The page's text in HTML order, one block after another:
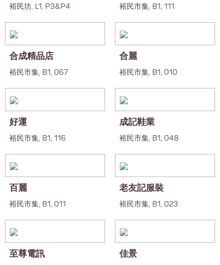
裕民坊, L1, P3&P4 裕民市集, B1, 111
合成精品店
裕民市集, B1, 067
合麗
裕民市集, B1, 010
好運
裕民市集, B1, 116
成記鞋業
裕民市集, B1, 048
百麗
裕民市集, B1, 011
老友記服裝
裕民市集, B1, 023
至尊電訊 佳景